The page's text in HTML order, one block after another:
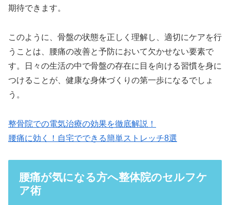
期待できます。
このように、骨盤の状態を正しく理解し、適切にケアを行
うことは、腰痛の改善と予防において欠かせない要素で
す。日々の生活の中で骨盤の存在に目を向ける習慣を身に
つけることが、健康な身体づくりの第一歩になるでしょ
う。
整骨院での電気治療の効果を徹底解説！
腰痛に効く！自宅でできる簡単ストレッチ8選
腰痛が気になる方へ整体院のセルフケ
ア術